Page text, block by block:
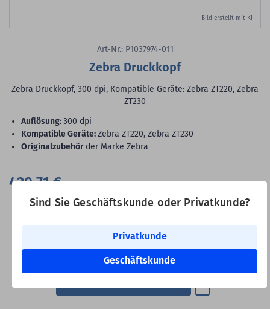
Sind Sie Geschäftskunde oder Privatkunde?
Privatkunde
Geschäftskunde
Bild erstellt mit KI
Art-Nr.: P1037974-011
Zebra Druckkopf
Zebra Druckkopf, 300 dpi, Kompatible Geräte: Zebra ZT220, Zebra
ZT230
Auflösung:300 dpi
Kompatible Geräte:Zebra ZT220, Zebra ZT230
Originalzubehör der Marke Zebra
420,71 €
Versandkostenfrei in DE
Versandkosteninfo
Lieferbar sofort ab Lager